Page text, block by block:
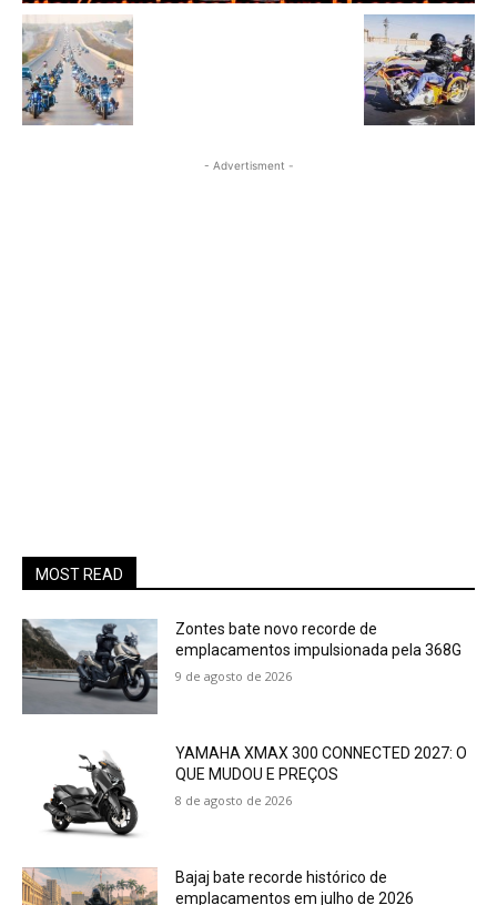
- Advertisment -
MOST READ
Zontes bate novo recorde de
emplacamentos impulsionada pela 368G
9 de agosto de 2026
YAMAHA XMAX 300 CONNECTED 2027: O
QUE MUDOU E PREÇOS
8 de agosto de 2026
Bajaj bate recorde histórico de
emplacamentos em julho de 2026